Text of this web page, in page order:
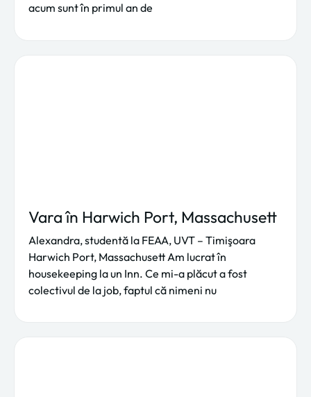
acum sunt în primul an de
Vara în Harwich Port, Massachusett
Alexandra, studentă la FEAA, UVT – Timişoara
Harwich Port, Massachusett Am lucrat în
housekeeping la un Inn. Ce mi-a plăcut a fost
colectivul de la job, faptul că nimeni nu